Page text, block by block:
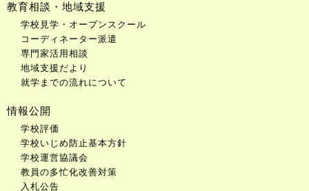
教育相談・地域支援
学校見学・オープンスクール
コーディネーター派遣
専門家活用相談
地域支援だより
就学までの流れについて
情報公開
学校評価
学校いじめ防止基本方針
学校運営協議会
教員の多忙化改善対策
入札公告